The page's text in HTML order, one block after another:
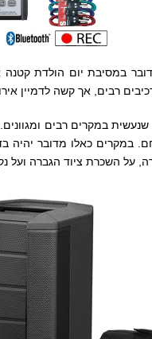
במסיבת יום הולדת
רבים, אך קשה לדמיין
במקרים רבים
במקרים כאלו מדובר יהיה
על השכרת ציוד הגברה ועל